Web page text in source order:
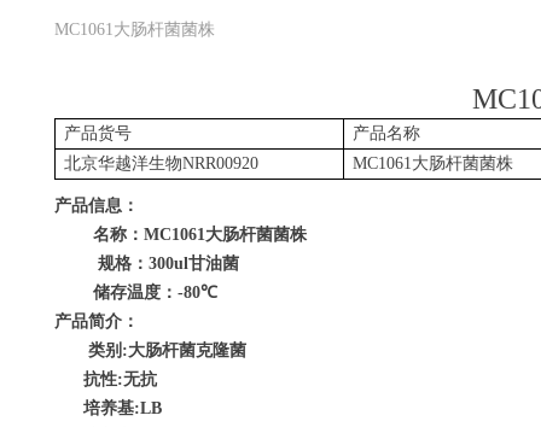
MC1061大肠杆菌菌株
产品货号
产品名称
北京华越洋生物NRR00920 MC1061大肠杆菌菌株
产品信息：
名称： MC1061大肠杆菌菌株
规格： 300ul甘油菌
储存温度： -80℃
产品简介：
类别 :大肠杆菌克隆菌
抗性:无抗
培养基:LB